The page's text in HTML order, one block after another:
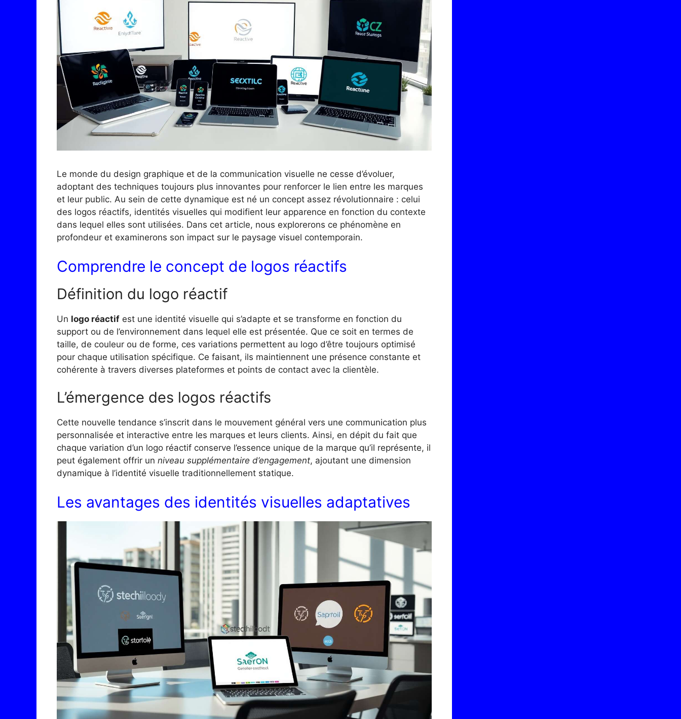
Le monde du design graphique et de la communication visuelle ne cesse d’évoluer,
adoptant des techniques toujours plus innovantes pour renforcer le lien entre les marques
et leur public. Au sein de cette dynamique est né un concept assez révolutionnaire : celui
des logos réactifs, identités visuelles qui modifient leur apparence en fonction du contexte
dans lequel elles sont utilisées. Dans cet article, nous explorerons ce phénomène en
profondeur et examinerons son impact sur le paysage visuel contemporain.
Comprendre le concept de logos réactifs
Définition du logo réactif
Un logo réactif est une identité visuelle qui s’adapte et se transforme en fonction du
support ou de l’environnement dans lequel elle est présentée. Que ce soit en termes de
taille, de couleur ou de forme, ces variations permettent au logo d’être toujours optimisé
pour chaque utilisation spécifique. Ce faisant, ils maintiennent une présence constante et
cohérente à travers diverses plateformes et points de contact avec la clientèle.
L’émergence des logos réactifs
Cette nouvelle tendance s’inscrit dans le mouvement général vers une communication plus
personnalisée et interactive entre les marques et leurs clients. Ainsi, en dépit du fait que
chaque variation d’un logo réactif conserve l’essence unique de la marque qu’il représente, il
peut également offrir un niveau supplémentaire d’engagement, ajoutant une dimension
dynamique à l’identité visuelle traditionnellement statique.
Les avantages des identités visuelles adaptatives